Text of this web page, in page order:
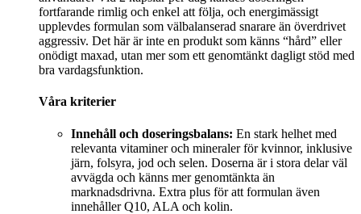
fortfarande rimlig och enkel att följa, och energimässigt
upplevdes formulan som välbalanserad snarare än överdrivet
aggressiv. Det här är inte en produkt som känns “hård” eller
onödigt maxad, utan mer som ett genomtänkt dagligt stöd med
bra vardagsfunktion.
Våra kriterier
Innehåll och doseringsbalans: En stark helhet med
relevanta vitaminer och mineraler för kvinnor, inklusive
järn, folsyra, jod och selen. Doserna är i stora delar väl
avvägda och känns mer genomtänkta än
marknadsdrivna. Extra plus för att formulan även
innehåller Q10, ALA och kolin.